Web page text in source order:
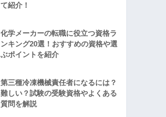
て紹介！
化学メーカーの転職に役立つ資格ラ
ンキング20選！おすすめの資格や選
ぶポイントを紹介
第三種冷凍機械責任者になるには？
難しい？試験の受験資格やよくある
質問を解説